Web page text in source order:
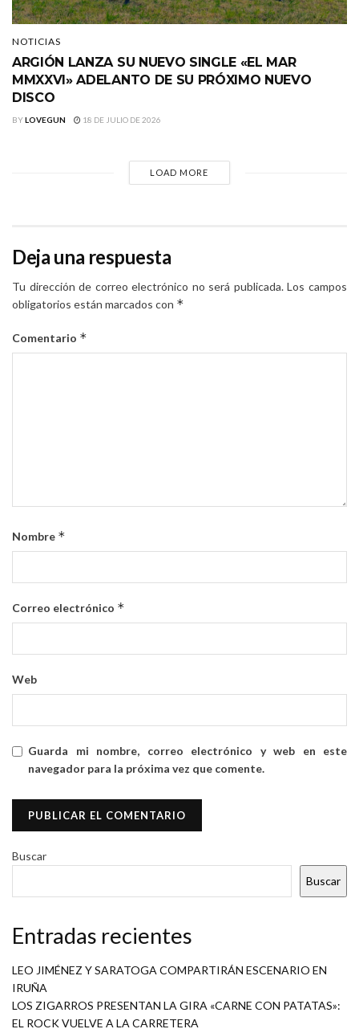
NOTICIAS
ARGIÓN LANZA SU NUEVO SINGLE «EL MAR
MMXXVI» ADELANTO DE SU PRÓXIMO NUEVO
DISCO
BYLOVEGUN 18 DE JULIO DE 2026
LOAD MORE
Deja una respuesta
Tu dirección de correo electrónico no será publicada. Los campos
obligatorios están marcados con *
Comentario *
Nombre *
Correo electrónico *
Web
Guarda mi nombre, correo electrónico y web en este
navegador para la próxima vez que comente.
Buscar
Buscar
Entradas recientes
LEO JIMÉNEZ Y SARATOGA COMPARTIRÁN ESCENARIO EN
IRUÑA
LOS ZIGARROS PRESENTAN LA GIRA «CARNE CON PATATAS»:
EL ROCK VUELVE A LA CARRETERA